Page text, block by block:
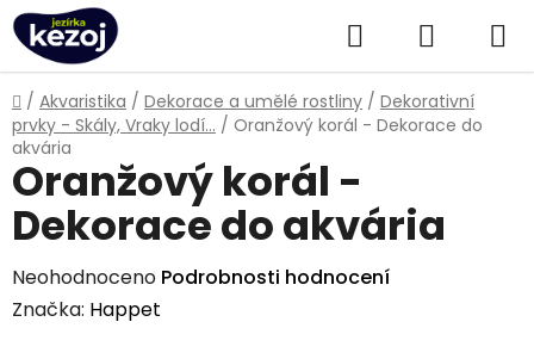
Přejít
na
obsah
Hledat
KOŠÍK
Domů
/ Akvaristika / Dekorace a umělé rostliny / Dekorativní
prvky - Skály, Vraky lodí... / Oranžový korál - Dekorace do
akvária
Oranžový korál -
Dekorace do akvária
Průměrné
hodnocení
Neohodnoceno Podrobnosti hodnocení
Značka: Happet